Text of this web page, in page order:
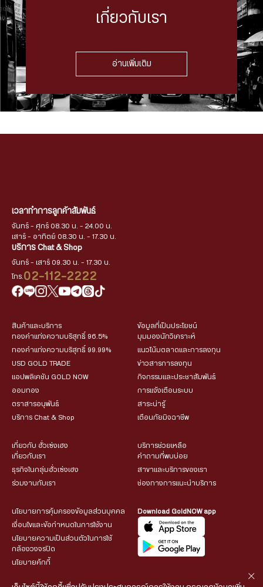
เกี่ยวกับเรา
อ่านเพิ่มเติม
เวลาทำการลูกค้าสัมพันธ์
จันทร์ - ศุกร์ 08.30 น. - 24.00 น.
เสาร์ - อาทิตย์ 08.30 น. - 17.30 น.
บริการ Chat & Shop
จันทร์ - เสาร์ 09.30 น. - 17.30 น.
โทร. 02-112-2222
สินค้าและบริการ
ทองคำแท่งความบริสุทธิ์ 96.5%
ทองคำแท่งความบริสุทธิ์ 99.99%
USD GOLD TRADE
แอปพลิเคชัน GOLD NOW
ออมทอง
ตราสารอนุพันธ์
บริการ Chat & Shop
ข้อมูลที่เป็นประโยชน์
มุมมองนักวิเคราะห์
แนวโน้มตลาดและการลงทุน
ข่าวสารการลงทุน
กิจกรรมและประชาสัมพันธ์
การแจ้งเตือนระบบ
สาระน่ารู้
เตือนภัยมิจฉาชีพ
เกี่ยวกับ ฮั่วเซ่งเฮง
เกี่ยวกับเรา
ธุรกิจในกลุ่มฮั่วเซ่งเฮง
ร่วมงานกับเรา
บริการช่วยเหลือ
คำถามที่พบบ่อย
สาขาและบริการของเรา
ช่องทางการแนะนำบริการ
นโยบายการคุ้มครองข้อมูลส่วนบุคคล
เงื่อนไขและข้อกำหนดในการใช้งาน
นโยบายความเป็นส่วนตัวในการใช้
กล้องวงจรปิด
นโยบายคุ้กกี้
Download GoldNOW app